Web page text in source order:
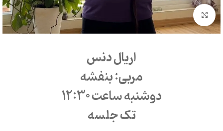
بزرگنمایی تصویر
اریال دنس
مربی: بنفشه
دوشنبه ساعت 12:30
تک جلسه